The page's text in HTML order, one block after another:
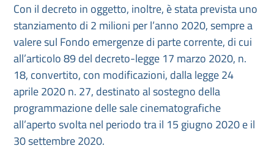
Con il decreto in oggetto, inoltre, è stata prevista uno
stanziamento di 2 milioni per l’anno 2020, sempre a
valere sul Fondo emergenze di parte corrente, di cui
all’articolo 89 del decreto-legge 17 marzo 2020, n.
18, convertito, con modificazioni, dalla legge 24
aprile 2020 n. 27, destinato al sostegno della
programmazione delle sale cinematografiche
all’aperto svolta nel periodo tra il 15 giugno 2020 e il
30 settembre 2020.